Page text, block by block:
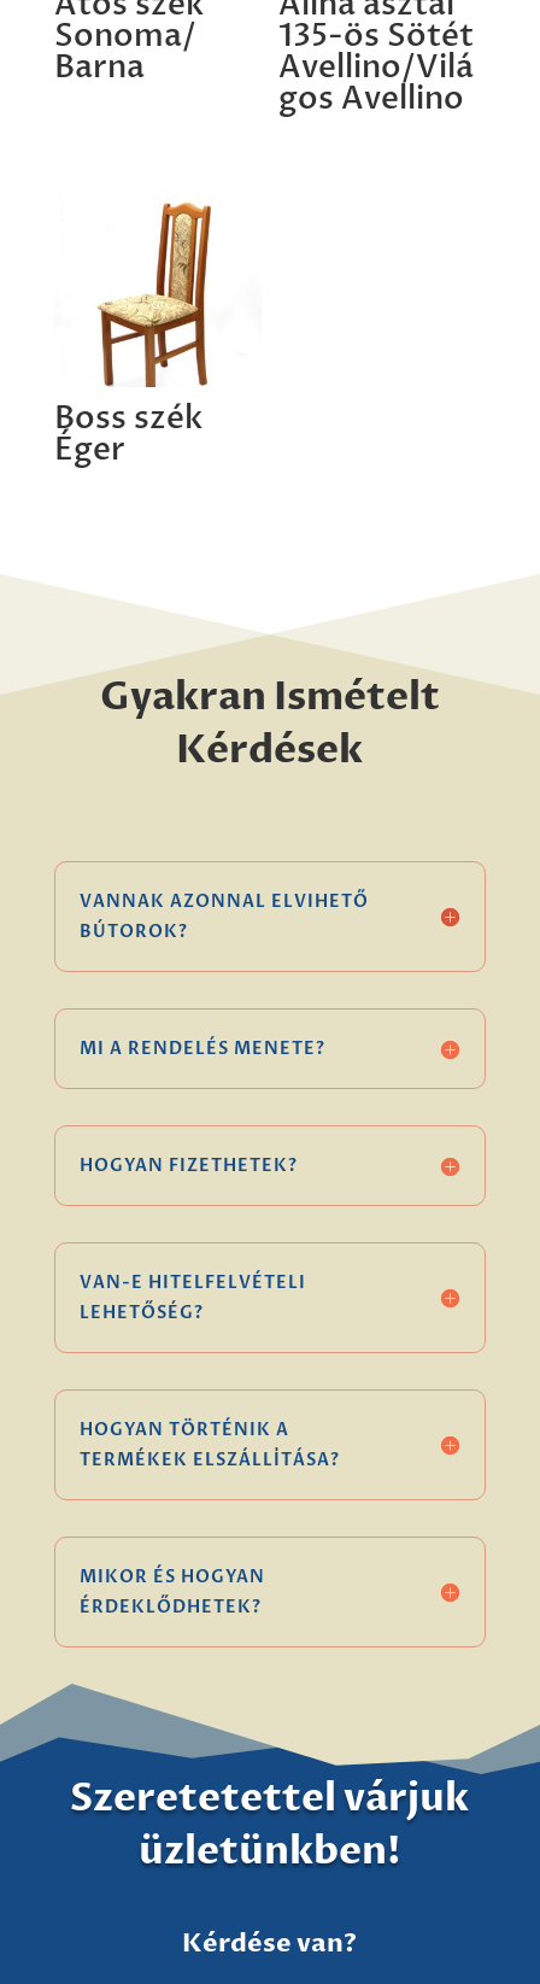
Sonoma/
Barna
135-ös Sötét
Avellino/Vilá
gos Avellino
Boss szék
Éger
Gyakran Ismételt
Kérdések
VANNAK AZONNAL ELVIHETŐ
BÚTOROK?
MI A RENDELÉS MENETE?
HOGYAN FIZETHETEK?
VAN-E HITELFELVÉTELI
LEHETŐSÉG?
HOGYAN TÖRTÉNIK A
TERMÉKEK ELSZÁLLÍTÁSA?
MIKOR ÉS HOGYAN
ÉRDEKLŐDHETEK?
Szeretetettel várjuk
üzletünkben!
Kérdése van?